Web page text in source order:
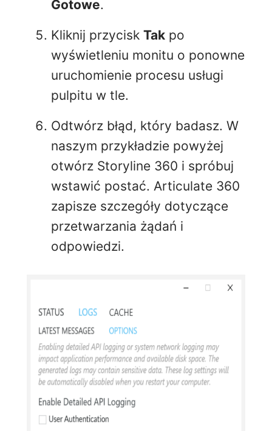
Gotowe.
Kliknij przycisk Tak po
wyświetleniu monitu o ponowne
uruchomienie procesu usługi
pulpitu w tle.
Odtwórz błąd, który badasz. W
naszym przykładzie powyżej
otwórz Storyline 360 i spróbuj
wstawić postać. Articulate 360
zapisze szczegóły dotyczące
przetwarzania żądań i
odpowiedzi.